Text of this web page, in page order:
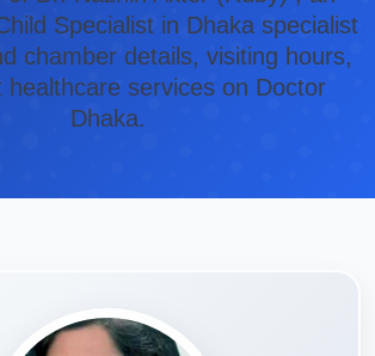
Specialist in Dhaka specialist
chamber details, visiting hours,
healthcare services on Doctor
Dhaka.